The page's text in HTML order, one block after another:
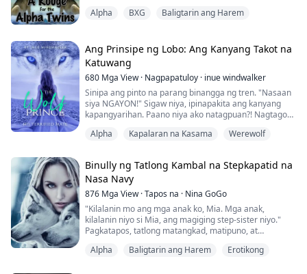
Akala ni Sophia na iyon na ang katapusan ng kanyang
buhay, hindi niya alam na iyon pala ang simula ng isang
dakilang pakikipagsapalaran.
Dalawang araw matapo...
Alpha BXG Baligtarin ang Harem
Ang Prinsipe ng Lobo: Ang Kanyang Takot na
Katuwang
680 Mga View· Nagpapatuloy · inue windwalker
Sinipa ang pinto na parang binangga ng tren. "Nasaan
siya NGAYON!" Sigaw niya, ipinapakita ang kanyang
kapangyarihan. Paano niya ako natagpuan?! Nagtago
gagawin niya kung walang sasagot. Takot na
sa isang bagay na hindi niya alam na mayr...
Alpha Kapalaran na Kasama Werewolf
Binully ng Tatlong Kambal na Stepkapatid na
Nasa Navy
876 Mga View·Tapos na · Nina GoGo
"Kilalanin mo ang mga anak ko, Mia. Mga anak,
kilalanin niyo si Mia, ang magiging step-sister niyo."
Pagkatapos, tatlong matangkad, matipuno, at
at wala akong duda na sila ang mga step-brothers ko.
Alpha Baligtarin ang Harem Erotikong